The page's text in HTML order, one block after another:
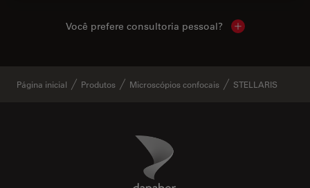
Você prefere consultoria pessoal? Show local
Página inicial Produtos Microscópios confocais STELLARIS
Danaher Logo